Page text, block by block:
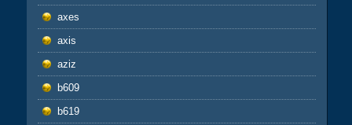
axes
axis
aziz
b609
b619